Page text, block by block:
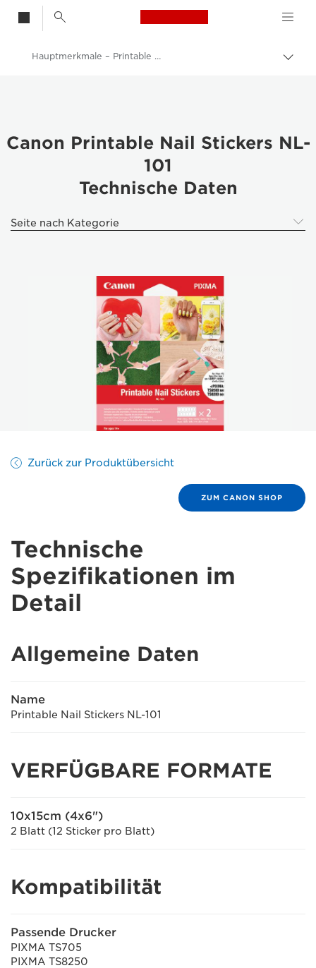
Canon Logo, back
Auf
Hauptmerkmale – Printable Nail Stickers NL-101
Canon Printable Nail Stickers NL-
101
Technische Daten
Seite nach Kategorie
Zurück zur Produktübersicht
ZUM CANON SHOP
Technische
Spezifikationen im
Detail
Allgemeine Daten
Name
Printable Nail Stickers NL-101
VERFÜGBARE FORMATE
10x15cm (4x6")
2 Blatt (12 Sticker pro Blatt)
Kompatibilität
Passende Drucker
PIXMA TS705
PIXMA TS8250